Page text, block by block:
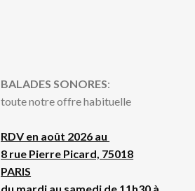
BALADES SONORES:
toute notre offre habituelle
RDV en août 2026 au
8 rue Pierre Picard, 75018
PARIS